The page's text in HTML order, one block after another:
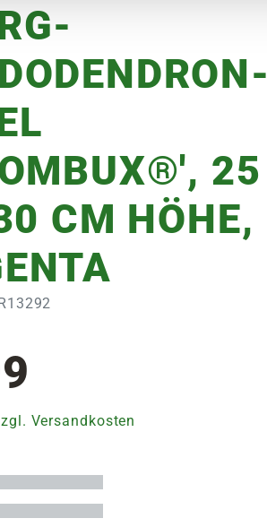
25
CM HÖHE,
Versandkosten